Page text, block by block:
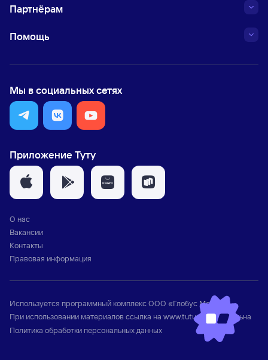
Партнёрам
Помощь
Мы в социальных сетях
Приложение Туту
О нас
Вакансии
Контакты
Правовая информация
Используется программный комплексООО «Глобус Медиа»
При использовании материалов ссылка на www.tutu.ru обязательна
Политика обработки персональных данных